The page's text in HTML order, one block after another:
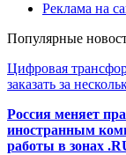
Реклама на
Популярные
Цифровая
заказать за
Россия меняет
иностранным
работы в зонах